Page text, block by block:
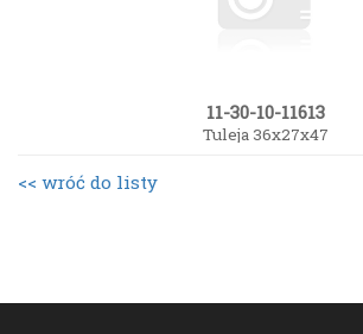
11-30-10-11613
Tuleja 36x27x47
<< wróć do listy